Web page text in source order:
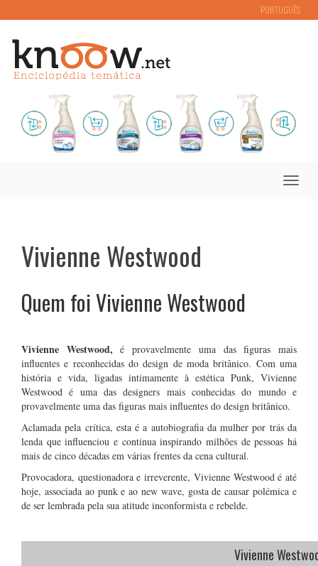
PORTUGUÊS
Toggle
Vivienne Westwood
Quem foiVivienne Westwood
Vivienne Westwood, é provavelmente uma das figuras mais
influentes e reconhecidas do design de moda britânico. Com uma
história e vida, ligadas intimamente à estética Punk, Vivienne
Westwood é uma das designers mais conhecidas do mundo e
provavelmente uma das figuras mais influentes do design britânico.
Aclamada pela crítica, esta é a autobiografia da mulher por trás da
lenda que influenciou e continua inspirando milhões de pessoas há
mais de cinco décadas em várias frentes da cena cultural.
Provocadora, questionadora e irreverente, Vivienne Westwood é até
hoje, associada ao punk e ao new wave, gosta de causar polémica e
de ser lembrada pela sua atitude inconformista e rebelde.
Vivienne